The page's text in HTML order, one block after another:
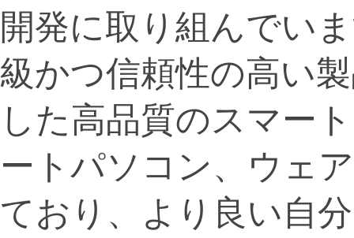
開発に取り組んでい
級かつ信頼性の高い
した高品質のスマー
ートパソコン、ウェ
ており、より良い自